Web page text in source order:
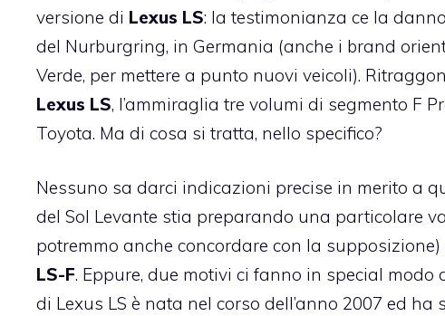
versione di Lexus LS: la testimonianza ce la
del Nurburgring, in Germania (anche i brand
Verde, per mettere a punto nuovi veicoli).
Lexus LS, l’ammiraglia tre volumi di segmento F
Toyota. Ma di cosa si tratta, nello specifico?
Nessuno sa darci indicazioni precise in merito a
del Sol Levante stia preparando una particolare
potremmo anche concordare con la
LS-F. Eppure, due motivi ci fanno in special modo
di Lexus LS è nata nel corso dell’anno 2007 ed ha